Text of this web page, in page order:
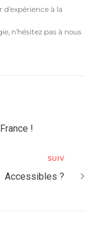
à la
n’hésitez pas à nous
!
SUIV
Accessibles ?